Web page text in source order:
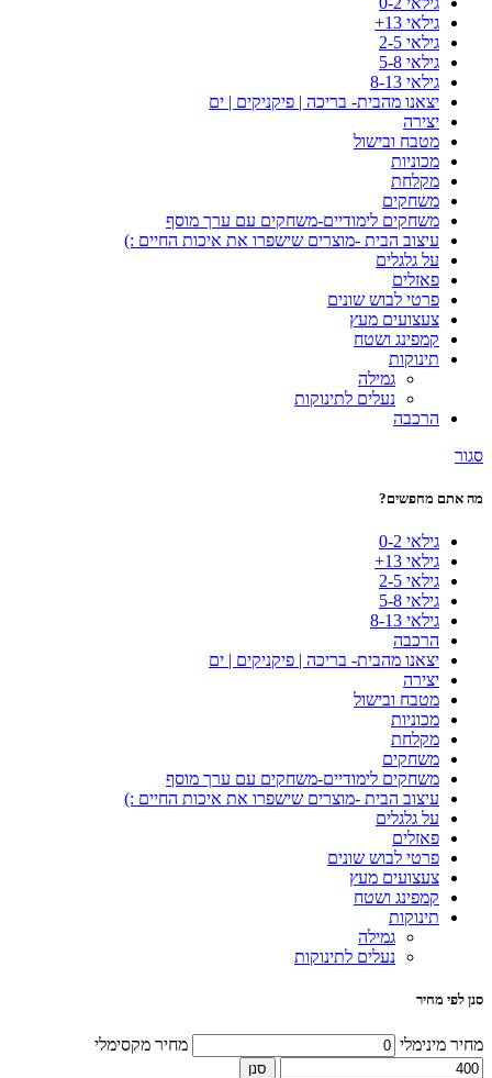
גילאי 13+
גילאי 2-5
גילאי 5-8
גילאי 8-13
יצאנו מהבית- בריכה | פיקניקים | ים
יצירה
מטבח ובישול
מכוניות
מקלחת
משחקים
משחקים לימודיים-משחקים עם ערך מוסף
עיצוב הבית -מוצרים שישפרו את איכות החיים :)
על גלגלים
פאזלים
פרטי לבוש שונים
צעצועים מעץ
קמפינג ושטח
תינוקות
גמילה
נעלים לתינוקות
הרכבה
סגור
מה אתם מחפשים?
גילאי 0-2
גילאי 13+
גילאי 2-5
גילאי 5-8
גילאי 8-13
הרכבה
יצאנו מהבית- בריכה | פיקניקים | ים
יצירה
מטבח ובישול
מכוניות
מקלחת
משחקים
משחקים לימודיים-משחקים עם ערך מוסף
עיצוב הבית -מוצרים שישפרו את איכות החיים :)
על גלגלים
פאזלים
פרטי לבוש שונים
צעצועים מעץ
קמפינג ושטח
תינוקות
גמילה
נעלים לתינוקות
סנן לפי מחיר
מחיר מינימלי מחיר מקסימלי
סנן